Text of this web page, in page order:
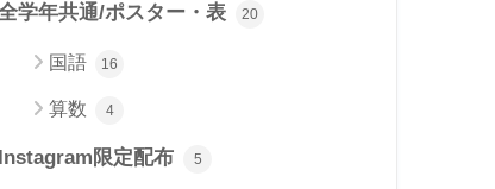
学年共通/ポスター・表 20
国語 16
算数 4
Instagram限定配布 5